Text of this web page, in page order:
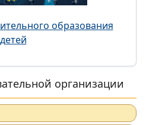
образования
детей
организации